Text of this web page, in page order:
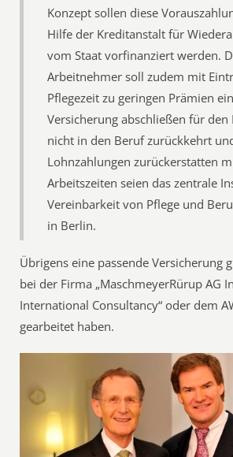
Konzept sollen diese
Hilfe der Kreditanstalt für
vom Staat vorfinanziert werden.
Arbeitnehmer soll zudem mit
Pflegezeit zu geringen Prämien
Versicherung abschließen für den
nicht in den Beruf zurückkehrt
Lohnzahlungen zurückerstatten
Arbeitszeiten seien das zentrale
Vereinbarkeit von Pflege und
in Berlin.
Übrigens eine passende Versicherung
bei der Firma „MaschmeyerRürup AG
International Consultancy“ oder dem
gearbeitet haben.